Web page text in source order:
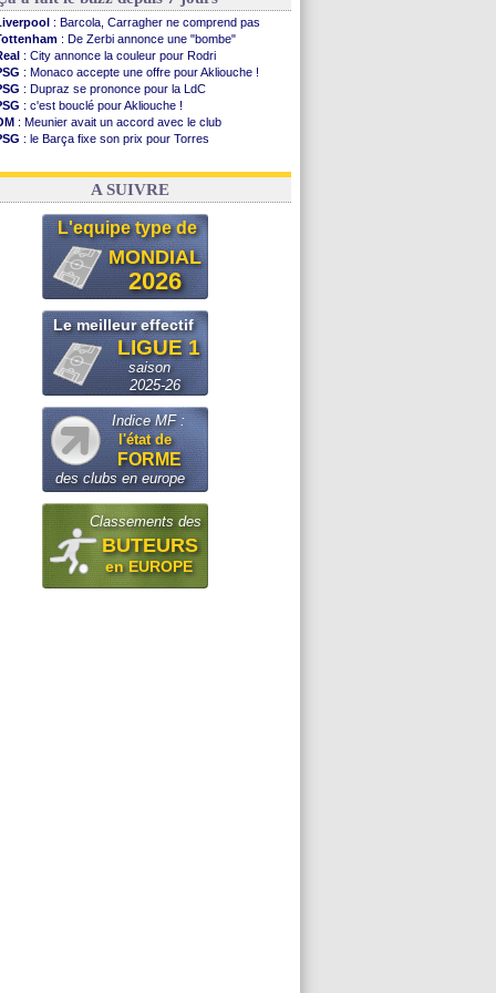
: Barcola, Carragher ne comprend pas
: De Zerbi annonce une "bombe"
: City annonce la couleur pour Rodri
: Monaco accepte une offre pour Akliouche !
: Dupraz se prononce pour la LdC
: c'est bouclé pour Akliouche !
: Meunier avait un accord avec le club
: le Barça fixe son prix pour Torres
: Torres souhaite rejoindre le PSG !
A SUIVRE
L'equipe type de
MONDIAL
2026
Le meilleur effectif
LIGUE 1
saison
2025-26
Indice MF :
l'état de
FORME
des clubs en europe
Classements des
BUTEURS
en EUROPE